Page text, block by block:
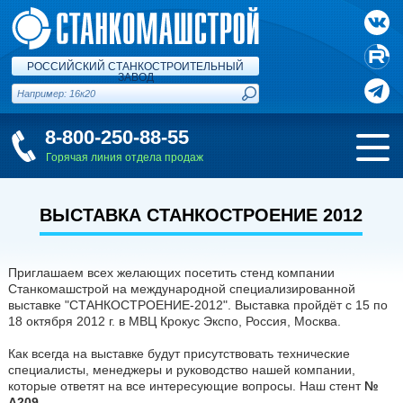
РОССИЙСКИЙ СТАНКОСТРОИТЕЛЬНЫЙ
ЗАВОД
8-800-250-88-55
Горячая линия отдела продаж
ВЫСТАВКА СТАНКОСТРОЕНИЕ 2012
Приглашаем всех желающих посетить стенд компании
Станкомашстрой на международной специализированной
выставке "СТАНКОСТРОЕНИЕ-2012". Выставка пройдёт с 15 по
18 октября 2012 г. в МВЦ Крокус Экспо, Россия, Москва.
Как всегда на выставке будут присутствовать технические
специалисты, менеджеры и руководство нашей компании,
которые ответят на все интересующие вопросы. Наш стент №